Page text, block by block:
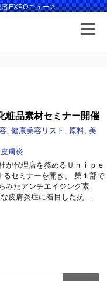
EXPOニュース
粧品素材セミナー開催
健康美容リスト 原料 美
皮膚炎
が代理店を務めるＵｎｉｐｅ
るセミナーを開き、 第１部で
みたアンチエイジング素
皮膚炎症に着目した抗 …